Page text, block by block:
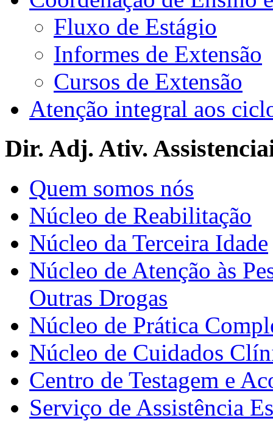
Fluxo de Estágio
Informes de Extensão
Cursos de Extensão
Atenção integral aos
Dir. Adj. Ativ.
Quem somos nós
Núcleo de Reabilitação
Núcleo da Terceira Idade
Núcleo de Atenção às
Outras Drogas
Núcleo de Prática
Núcleo de Cuidados
Centro de Testagem e
Serviço de Assistência